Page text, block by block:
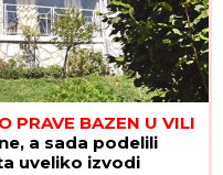
PRAVE BAZEN U VILI
a sada podelili
uveliko izvodi